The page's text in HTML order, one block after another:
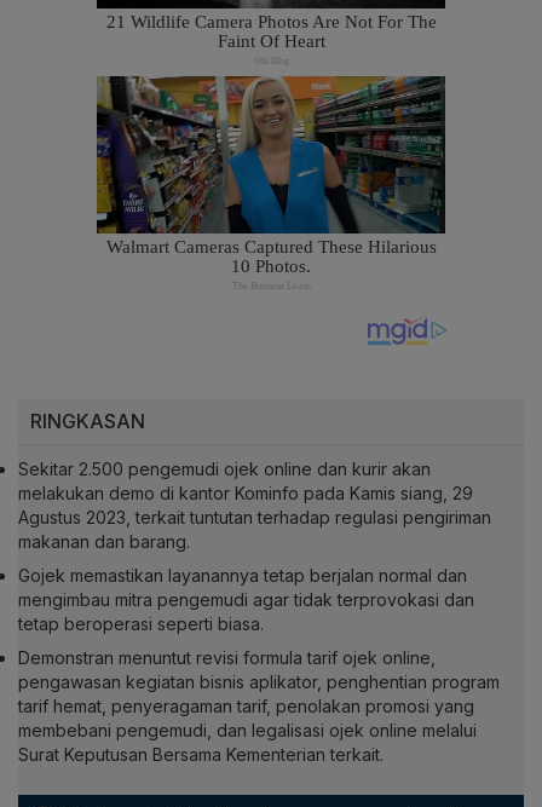
RINGKASAN
Sekitar 2.500 pengemudi ojek online dan kurir akan
melakukan demo di kantor Kominfo pada Kamis siang, 29
Agustus 2023, terkait tuntutan terhadap regulasi pengiriman
makanan dan barang.
Gojek memastikan layanannya tetap berjalan normal dan
mengimbau mitra pengemudi agar tidak terprovokasi dan
tetap beroperasi seperti biasa.
Demonstran menuntut revisi formula tarif ojek online,
pengawasan kegiatan bisnis aplikator, penghentian program
tarif hemat, penyeragaman tarif, penolakan promosi yang
membebani pengemudi, dan legalisasi ojek online melalui
Surat Keputusan Bersama Kementerian terkait.